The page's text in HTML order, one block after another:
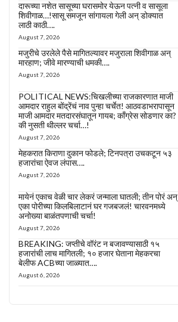
दारूच्या नशेत सासूच्या घरासमोर येऊन पत्नी व सासूला
शिवीगाळ…!सासू समजून सांगायला गेली अन् डोक्यात
लाठी काठी….
August 7, 2026
मजुरीचे उरलेले पैसे मागितल्यावर मजुराला शिवीगाळ अन्
मारहाण; जीवे मारण्याची धमकी….
August 7, 2026
POLITICAL NEWS:चिखलीच्या राजकारणात माजी
आमदार राहुल बोंद्रेंचं नाव पुन्हा चर्चेत! आठवडाभरापासून
माजी आमदार मतदारसंघातून गायब; काँग्रेस सोडणार का?
की नुसती थील्लर चर्चा…!
August 7, 2026
मेहकरात किराणा दुकान फोडले; टिनपत्रा उचकटून ५३
हजारांचा ऐवज लंपास….
August 7, 2026
मायेनं एकाच वेळी चार लेकरं जन्माला घातली; तीन पोरं अन्
एका पोरीच्या किलबिलाटानं घर गजबजलं! चारवनमध्ये
अनोख्या बाळंतपणाची चर्चा!
August 7, 2026
BREAKING: जप्तीचे वॉरंट न बजावण्यासाठी १५
हजारांची लाच मागितली; १० हजार घेताना मेहकरचा
बेलीफ ACBच्या जाळ्यात….
August 6, 2026